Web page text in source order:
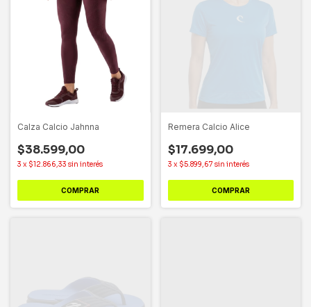
Calza Calcio Jahnna
$38.599,00
3 x $12.866,33 sin interés
COMPRAR
Remera Calcio Alice
$17.699,00
3 x $5.899,67 sin interés
COMPRAR